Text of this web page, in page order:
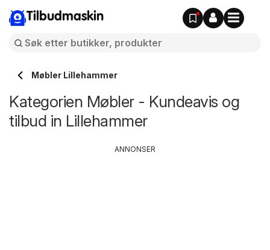
Tilbudmaskin
Møbler Lillehammer
Kategorien Møbler - Kundeavis og
tilbud in Lillehammer
ANNONSER